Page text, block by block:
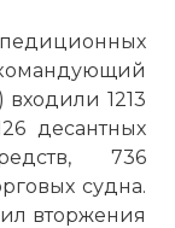
1213
десантных
736
судна.
вторжения